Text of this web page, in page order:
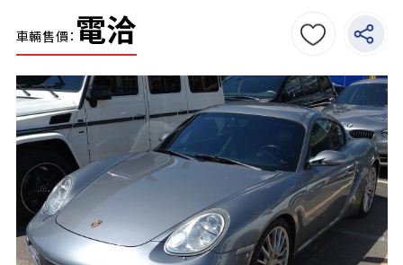
車輛售價： 電洽